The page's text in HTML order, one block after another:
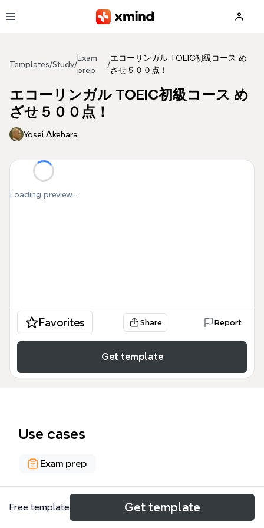
Templates/Study/
Exam
prep
/
エコーリンガル TOEIC初級コース め
ざせ５００点！
エコーリンガル TOEIC初級コース め
ざせ５００点！
Yosei Akehara
Loading preview...
Favorites Share Report
Get template
Use cases
Exam prep
About
Free template Get template